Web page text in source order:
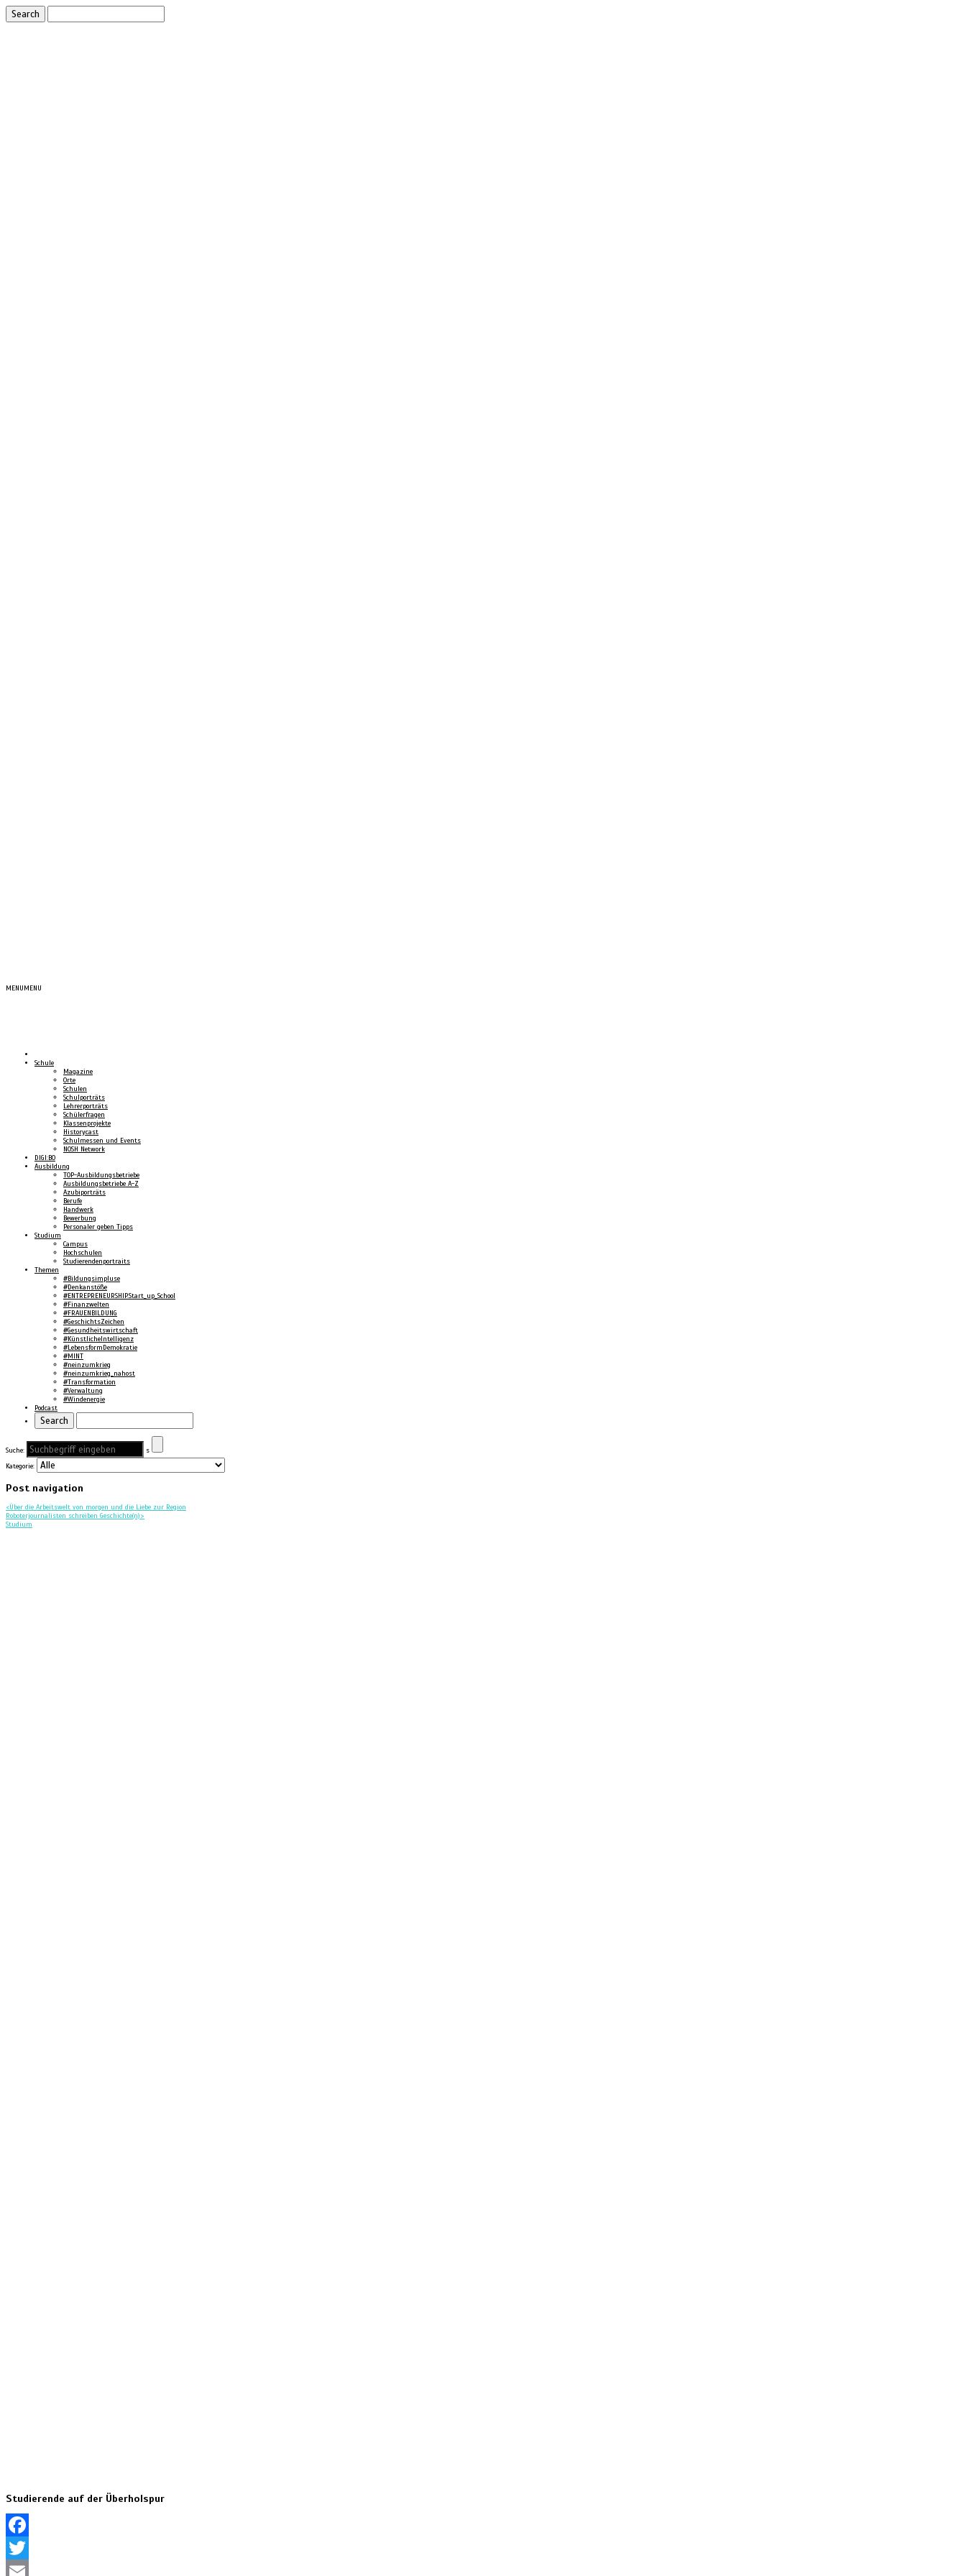
MENUMENU
Schule
Magazine
Orte
Schulen
Schulporträts
Lehrerporträts
Schülerfragen
Klassenprojekte
Historycast
Schulmessen und Events
NOSH Network
DIGI:BO
Ausbildung
TOP-Ausbildungsbetriebe
Ausbildungsbetriebe A-Z
Azubiporträts
Berufe
Handwerk
Bewerbung
Personaler geben Tipps
Studium
Campus
Hochschulen
Studierendenportraits
Themen
#Bildungsimpluse
#Denkanstöße
#ENTREPRENEURSHIP.Start_up_School
#Finanzwelten
#FRAUENBILDUNG
#GeschichtsZeichen
#Gesundheitswirtschaft
#KünstlicheIntelligenz
#LebensformDemokratie
#MINT
#neinzumkrieg
#neinzumkrieg_nahost
#Transformation
#Verwaltung
#Windenergie
Podcast
Suche:
s
Kategorie:
Post navigation
<Über die Arbeitswelt von morgen und die Liebe zur Region
Roboterjournalisten schreiben Geschichte(n)>
Studium
Studierende auf der Überholspur
Facebook
Twitter